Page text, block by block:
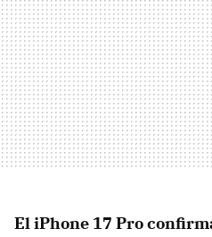
El iPhone 17 Pro